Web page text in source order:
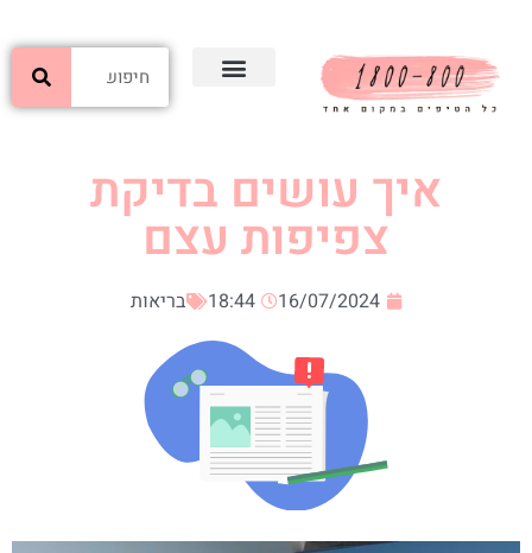
איך עושים בדיקת
צפיפות עצם
16/07/2024
18:44 בריאות